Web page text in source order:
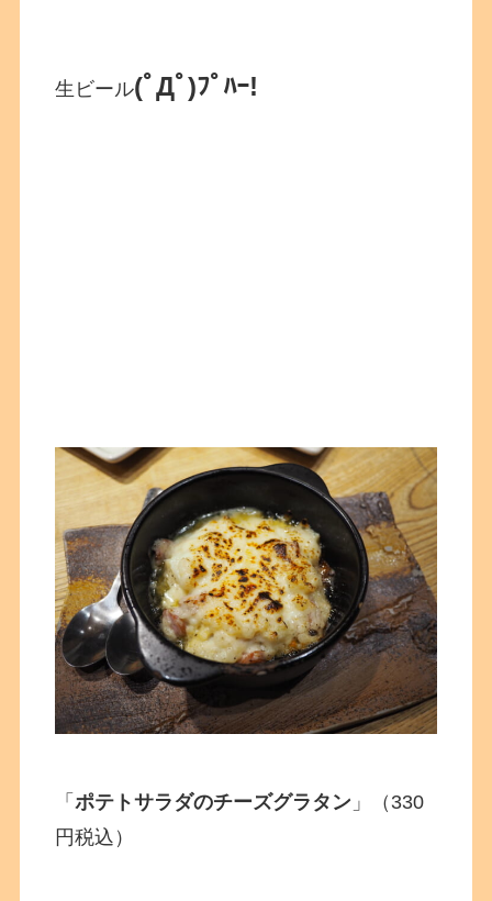
生ビール(ﾟДﾟ)ﾌﾟﾊｰ!
「ポテトサラダのチーズグラタン 」（330
円税込）